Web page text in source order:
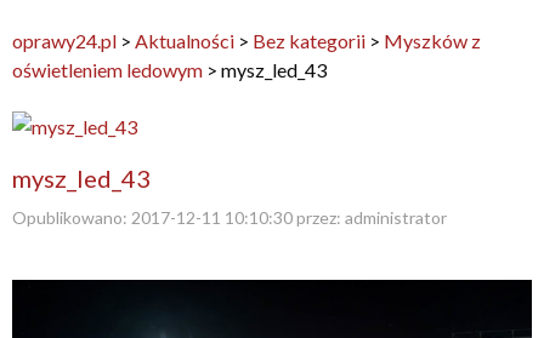
oprawy24.pl > Aktualności > Bez kategorii > Myszków z
oświetleniem ledowym > mysz_led_43
mysz_led_43
Opublikowano: 2017-12-11 10:10:30przez: administrator